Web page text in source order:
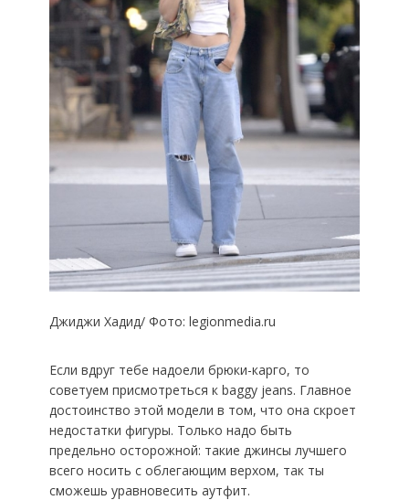
Джиджи Хадид/ Фото: legionmedia.ru
Если вдруг тебе надоели брюки-карго, то
советуем присмотреться к baggy jeans. Главное
достоинство этой модели в том, что она скроет
недостатки фигуры. Только надо быть
предельно осторожной: такие джинсы лучшего
всего носить с облегающим верхом, так ты
сможешь уравновесить аутфит.